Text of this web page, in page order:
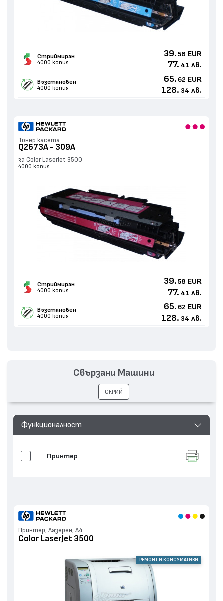
Стриймиран
4000 копия
39. 58 EUR
77. 41 лв.
Възстановен
4000 копия
65. 62 EUR
128. 34 лв.
Тонер касета
Q2673A - 309A
за Color LaserJet 3500
4000 копия
Стриймиран
4000 копия
39. 58 EUR
77. 41 лв.
Възстановен
4000 копия
65. 62 EUR
128. 34 лв.
Функционалност
Принтер
Принтер, Лазерен, А4
Color LaserJet 3500
РЕМОНТ И КОНСУМАТИВИ
Свързани Машини
СКРИЙ